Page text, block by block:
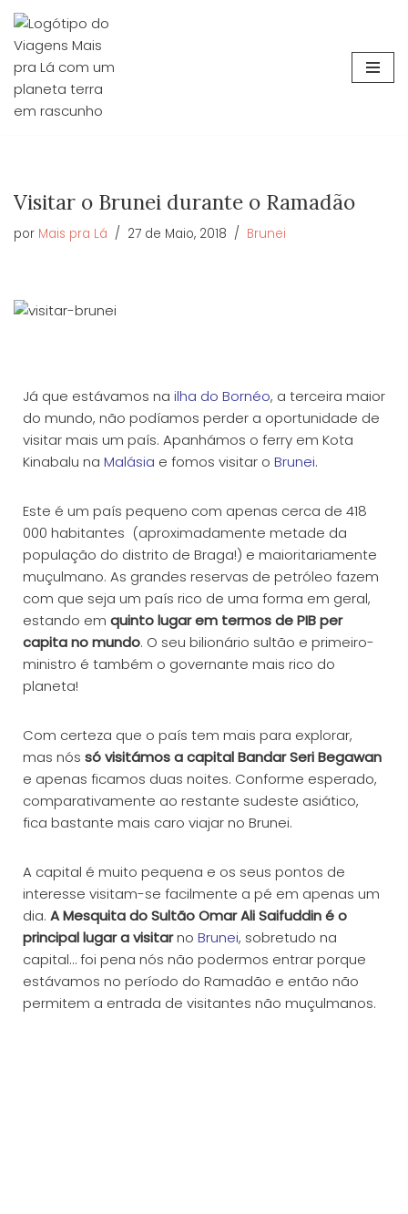
Avançar
para
o
conteúdo
Visitar o Brunei durante o Ramadão
por Mais pra Lá 27 de Maio, 2018 Brunei
Já que estávamos na ilha do Bornéo, a terceira maior
do mundo, não podíamos perder a oportunidade de
visitar mais um país. Apanhámos o ferry em Kota
Kinabalu na Malásia e fomos visitar o Brunei.
Este é um país pequeno com apenas cerca de 418
000 habitantes (aproximadamente metade da
população do distrito de Braga!) e maioritariamente
muçulmano. As grandes reservas de petróleo fazem
com que seja um país rico de uma forma em geral,
estando em quinto lugar em termos de PIB per
capita no mundo. O seu bilionário sultão e primeiro-
ministro é também o governante mais rico do
planeta!
Com certeza que o país tem mais para explorar,
mas nós só visitámos a capital Bandar Seri Begawan
e apenas ficamos duas noites. Conforme esperado,
comparativamente ao restante sudeste asiático,
fica bastante mais caro viajar no Brunei.
A capital é muito pequena e os seus pontos de
interesse visitam-se facilmente a pé em apenas um
dia. A Mesquita do Sultão Omar Ali Saifuddin é o
principal lugar a visitarno Brunei, sobretudo na
capital… foi pena nós não podermos entrar porque
estávamos no período do Ramadão e então não
permitem a entrada de visitantes não muçulmanos.